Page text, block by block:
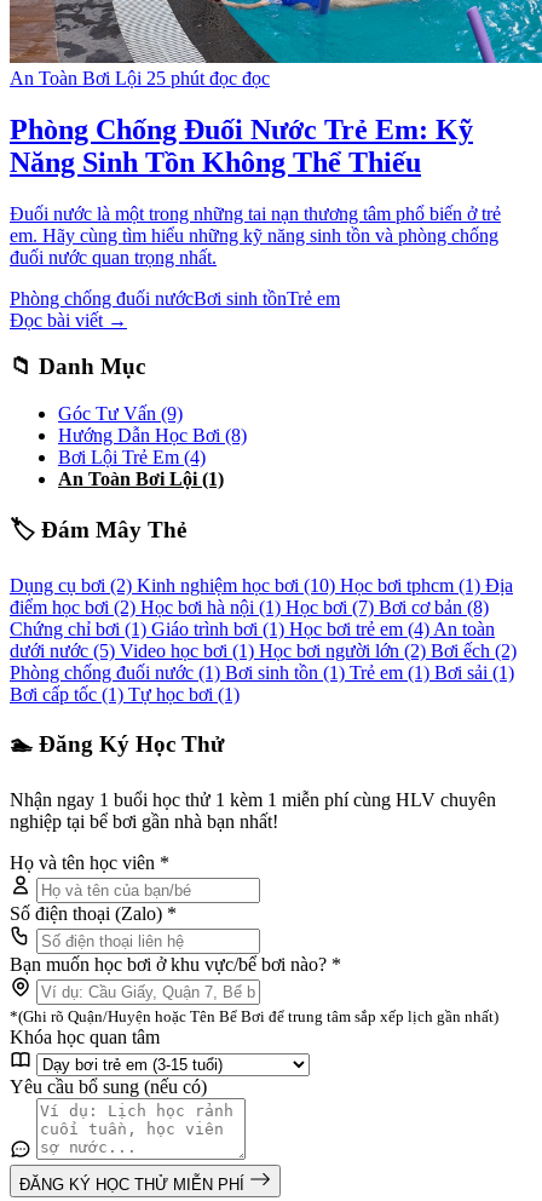
An Toàn Bơi Lội 25 phút đọc đọc
Phòng Chống Đuối Nước Trẻ Em: Kỹ
Năng Sinh Tồn Không Thể Thiếu
Đuối nước là một trong những tai nạn thương tâm phổ biến ở trẻ
em. Hãy cùng tìm hiểu những kỹ năng sinh tồn và phòng chống
đuối nước quan trọng nhất.
Phòng chống đuối nướcBơi sinh tồnTrẻ em
Đọc bài viết →
📁 Danh Mục
Góc Tư Vấn (9)
Hướng Dẫn Học Bơi (8)
Bơi Lội Trẻ Em (4)
An Toàn Bơi Lội (1)
🏷️ Đám Mây Thẻ
Dụng cụ bơi (2) Kinh nghiệm học bơi (10) Học bơi tphcm (1) Địa
điểm học bơi (2) Học bơi hà nội (1) Học bơi (7) Bơi cơ bản (8)
Chứng chỉ bơi (1) Giáo trình bơi (1) Học bơi trẻ em (4) An toàn
dưới nước (5) Video học bơi (1) Học bơi người lớn (2) Bơi ếch (2)
Phòng chống đuối nước (1) Bơi sinh tồn (1) Trẻ em (1) Bơi sải (1)
Bơi cấp tốc (1) Tự học bơi (1)
🏊 Đăng Ký Học Thử
Nhận ngay 1 buổi học thử 1 kèm 1 miễn phí cùng HLV chuyên
nghiệp tại bể bơi gần nhà bạn nhất!
Họ và tên học viên *
Số điện thoại (Zalo) *
Bạn muốn học bơi ở khu vực/bể bơi nào? *
*(Ghi rõ Quận/Huyện hoặc Tên Bể Bơi để trung tâm sắp xếp lịch gần nhất)
Khóa học quan tâm
Yêu cầu bổ sung (nếu có)
ĐĂNG KÝ HỌC THỬ MIỄN PHÍ